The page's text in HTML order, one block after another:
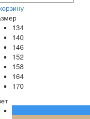
134
140
146
152
158
164
170